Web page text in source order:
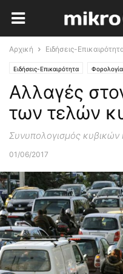
Αρχική Ειδήσεις-
Ειδήσεις-Επικαιρότητα Φορολογία
Αλλαγές
των τελών
Συνυπολογισμός κυβικών
01/06/2017